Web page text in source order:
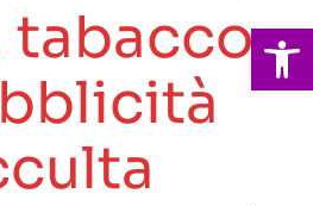
Apri la
tabacco